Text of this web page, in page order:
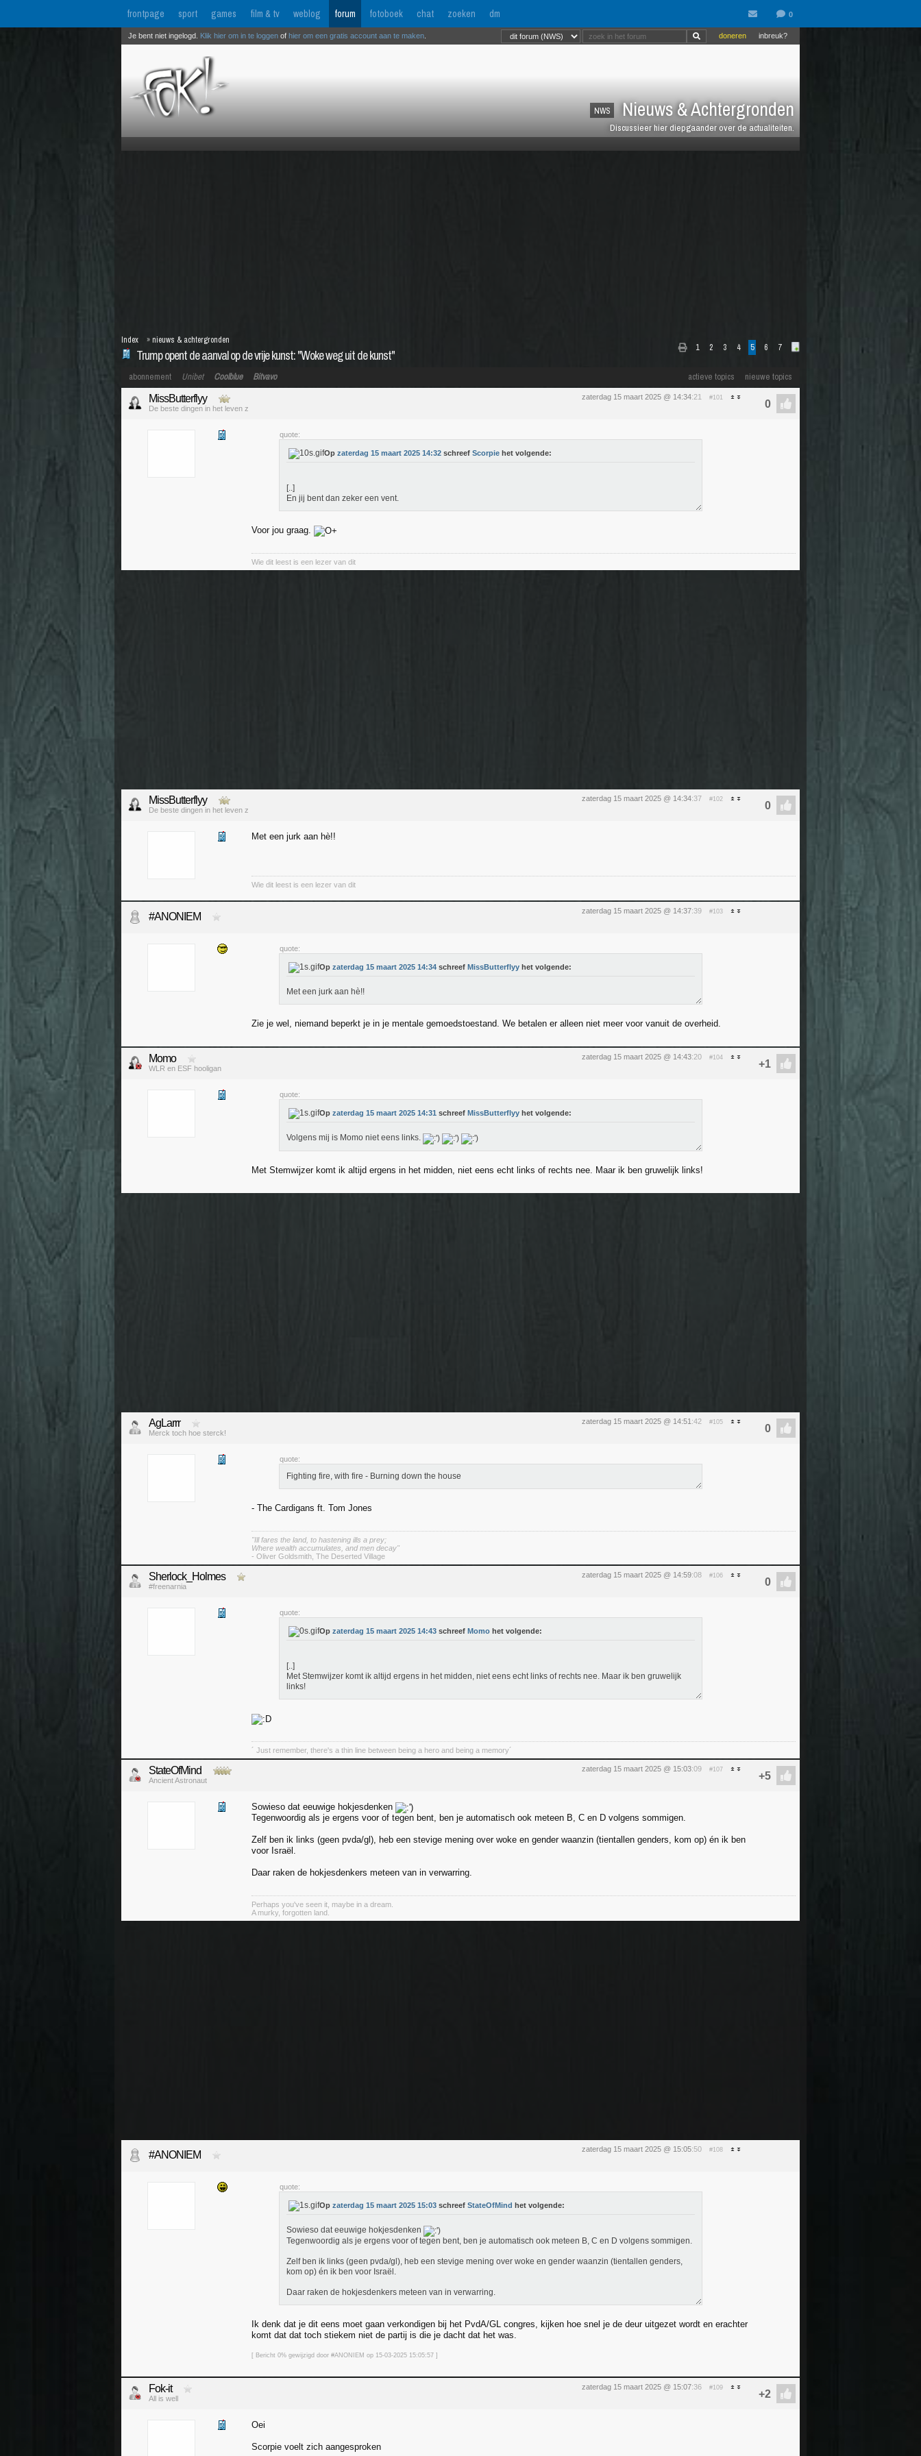
frontpage sport games film & tv weblog forum fotoboek chat zoeken dm
NWS Nieuws & Achtergronden
Discussieer hier diepgaander over de actualiteiten.
inbreuk?
doneren
Je bent niet ingelogd. Klik hier om in te loggen of hier om een gratis account aan te maken
1 2 3 4 5 6 7
Trump opent de aanval op de vrije kunst: "Woke weg uit de kunst"
Index » nieuws & achtergronden
actieve topics nieuwe topics
abonnement Unibet Coolblue Bitvavo
zaterdag 15 maart 2025 @ 14:34:21 #101
MissButterflyy
De beste dingen in het leven z
quote:
Op zaterdag 15 maart 2025 14:32 schreef Scorpie het volgende:
[..]
En jij bent dan zeker een vent.
Voor jou graag.
Wie dit leest is een lezer van dit
zaterdag 15 maart 2025 @ 14:34:37 #102
MissButterflyy
De beste dingen in het leven z
Met een jurk aan hè!!
Wie dit leest is een lezer van dit
zaterdag 15 maart 2025 @ 14:37:39 #103
#ANONIEM
quote:
Op zaterdag 15 maart 2025 14:34 schreef MissButterflyy het volgende:
Met een jurk aan hè!!
Zie je wel, niemand beperkt je in je mentale gemoedstoestand. We betalen er alleen niet meer voor vanuit de overheid.
zaterdag 15 maart 2025 @ 14:43:20 #104
Momo
WLR en ESF hooligan
quote:
Op zaterdag 15 maart 2025 14:31 schreef MissButterflyy het volgende:
Volgens mij is Momo niet eens links.
Met Stemwijzer komt ik altijd ergens in het midden, niet eens echt links of rechts nee. Maar ik ben gruwelijk links!
zaterdag 15 maart 2025 @ 14:51 :42 #105
AgLarrr
Merck toch hoe sterck!
quote:
Fighting fire, with fire - Burning down the house
- The Cardigans ft. Tom Jones
"Ill fares the land, to hastening ills a prey;
Where wealth accumulates, and men decay"
- Oliver Goldsmith, The Deserted Village
zaterdag 15 maart 2025 @ 14:59:08 #106
Sherlock_Holmes
#freenarnia
quote:
Op zaterdag 15 maart 2025 14:43 schreef Momo het volgende:
[..]
Met Stemwijzer komt ik altijd ergens in het midden, niet eens echt links of rechts nee. Maar ik ben gruwelijk
links!
´ Just remember, there's a thin line between being a hero and being a memory´
zaterdag 15 maart 2025 @ 15:03:09 #107
StateOfMind
Ancient Astronaut
Sowieso dat eeuwige hokjesdenken
Tegenwoordig als je ergens voor of tegen bent, ben je automatisch ook meteen B, C en D volgens sommigen.
Zelf ben ik links (geen pvda/gl), heb een stevige mening over woke en gender waanzin (tientallen genders, kom op) én ik ben
voor Israël.
Daar raken de hokjesdenkers meteen van in verwarring.
Perhaps you've seen it, maybe in a dream.
A murky, forgotten land.
zaterdag 15 maart 2025 @ 15:05:50 #108
#ANONIEM
quote:
Op zaterdag 15 maart 2025 15:03 schreef StateOfMind het volgende:
Sowieso dat eeuwige hokjesdenken
Tegenwoordig als je ergens voor of tegen bent, ben je automatisch ook meteen B, C en D volgens sommigen.
Zelf ben ik links (geen pvda/gl), heb een stevige mening over woke en gender waanzin (tientallen genders,
kom op) én ik ben voor Israël.
Daar raken de hokjesdenkers meteen van in verwarring.
Ik denk dat je dit eens moet gaan verkondigen bij het PvdA/GL congres, kijken hoe snel je de deur uitgezet wordt en erachter
komt dat dat toch stiekem niet de partij is die je dacht dat het was.
[ Bericht 0% gewijzigd door #ANONIEM op 15-03-2025 15:05:57 ]
zaterdag 15 maart 2025 @ 15:07:36 #109
Fok-it
All is well
Oei
Scorpie voelt zich aangesproken